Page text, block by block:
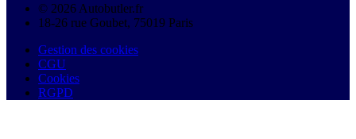
© 2026 Autobutler.fr
18-26 rue Goubet, 75019 Paris
Gestion des cookies
CGU
Cookies
RGPD